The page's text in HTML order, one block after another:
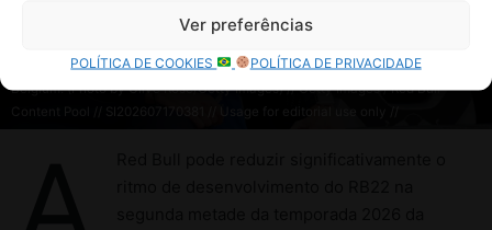
Ver preferências
POLÍTICA DE COOKIES POLÍTICA DE PRIVACIDADE